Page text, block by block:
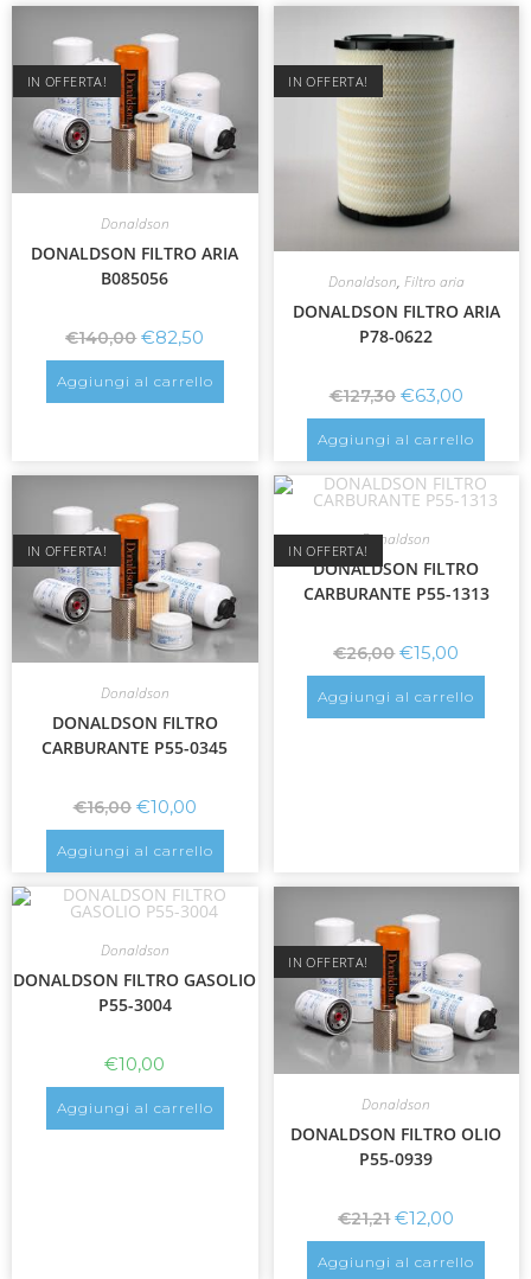
IN OFFERTA!
Donaldson
DONALDSON FILTRO ARIA
B085056
€140,00 €82,50
Aggiungi al carrello
IN OFFERTA!
Donaldson, Filtro aria
DONALDSON FILTRO ARIA
P78-0622
€127,30 €63,00
Aggiungi al carrello
IN OFFERTA!
Donaldson
DONALDSON FILTRO
CARBURANTE P55-0345
€16,00 €10,00
Aggiungi al carrello
IN OFFERTA!
Donaldson
DONALDSON FILTRO
CARBURANTE P55-1313
€26,00 €15,00
Aggiungi al carrello
Donaldson
DONALDSON FILTRO GASOLIO
P55-3004
€10,00
Aggiungi al carrello
IN OFFERTA!
Donaldson
DONALDSON FILTRO OLIO
P55-0939
€21,21 €12,00
Aggiungi al carrello